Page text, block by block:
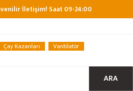
İletişim! Saat 09-24:00
Çay Kazanları
Vantilatör
ARA